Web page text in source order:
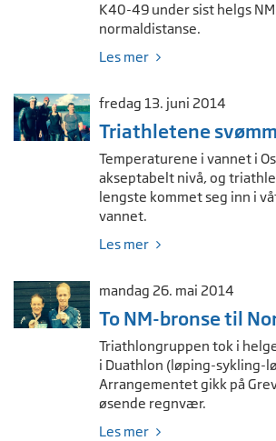
K40-49 under sist helgs
normaldistanse.
Les mer
fredag 13. juni 2014
Triathletene
Temperaturene i vannet i
akseptabelt nivå, og
lengste kommet seg inn i
vannet.
Les mer
mandag 26. mai 2014
To NM-bronse til
Triathlongruppen tok i
i Duathlon (løping-sykling-
Arrangementet gikk på
øsende regnvær.
Les mer